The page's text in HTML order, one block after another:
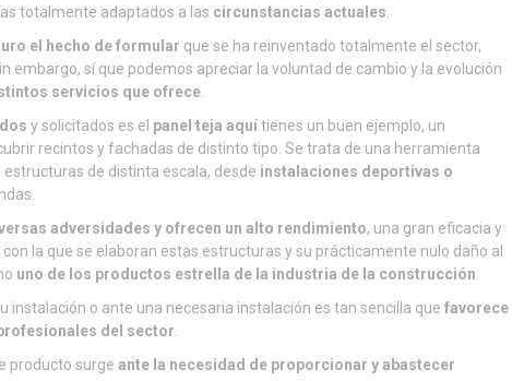
totalmente adaptados a las circunstancias actuales
el hecho de formular que se ha reinventado totalmente el sector,
embargo, sí que podemos apreciar la voluntad de cambio y la evolución
servicios que ofrece
y solicitados es el panel teja aquítienes un buen ejemplo, un
recintos y fachadas de distinto tipo. Se trata de una herramienta
de distinta escala, desde instalaciones deportivas o
adversidades y ofrecen un alto rendimiento, una gran eficacia y
la que se elaboran estas estructuras y su prácticamente nulo daño al
uno de los productos estrella de la industria de la construcción
instalación o ante una necesaria instalación es tan sencilla que favorece
del sector
producto surge ante la necesidad de proporcionar y abastecer